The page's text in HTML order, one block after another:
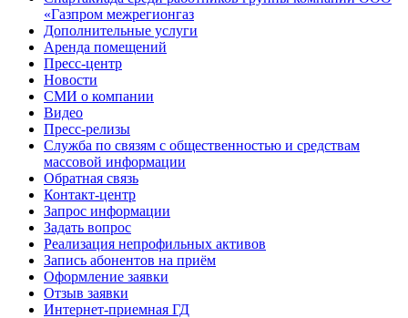
«Газпром межрегионгаз
Дополнительные услуги
Аренда помещений
Пресс-центр
Новости
СМИ о компании
Видео
Пресс-релизы
Служба по связям с общественностью и средствам
массовой информации
Обратная связь
Контакт-центр
Запрос информации
Задать вопрос
Реализация непрофильных активов
Запись абонентов на приём
Оформление заявки
Отзыв заявки
Интернет-приемная ГД